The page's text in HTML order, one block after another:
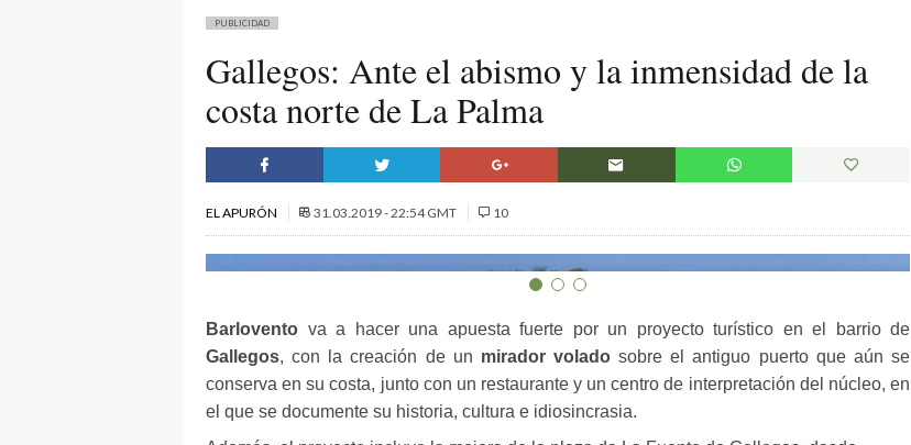
PUBLICIDAD
Gallegos: Ante el abismo y la inmensidad de la
costa norte de La Palma
EL APURÓN 31.03.2019 - 22:54 GMT 10
Barlovento va a hacer una apuesta fuerte por un proyecto turístico en el barrio de
Gallegos, con la creación de un mirador volado sobre el antiguo puerto que aún se
conserva en su costa, junto con un restaurante y un centro de interpretación del núcleo, en
el que se documente su historia, cultura e idiosincrasia.